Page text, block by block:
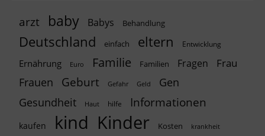
arzt baby Babys Behandlung
Deutschland einfach eltern Entwicklung
Ernährung Euro Familie Familien Fragen Frau
Frauen Geburt Gefahr Geld
Gen
Gesundheit
Haut hilfe Informationen
kaufen kind Kinder Kosten krankheit